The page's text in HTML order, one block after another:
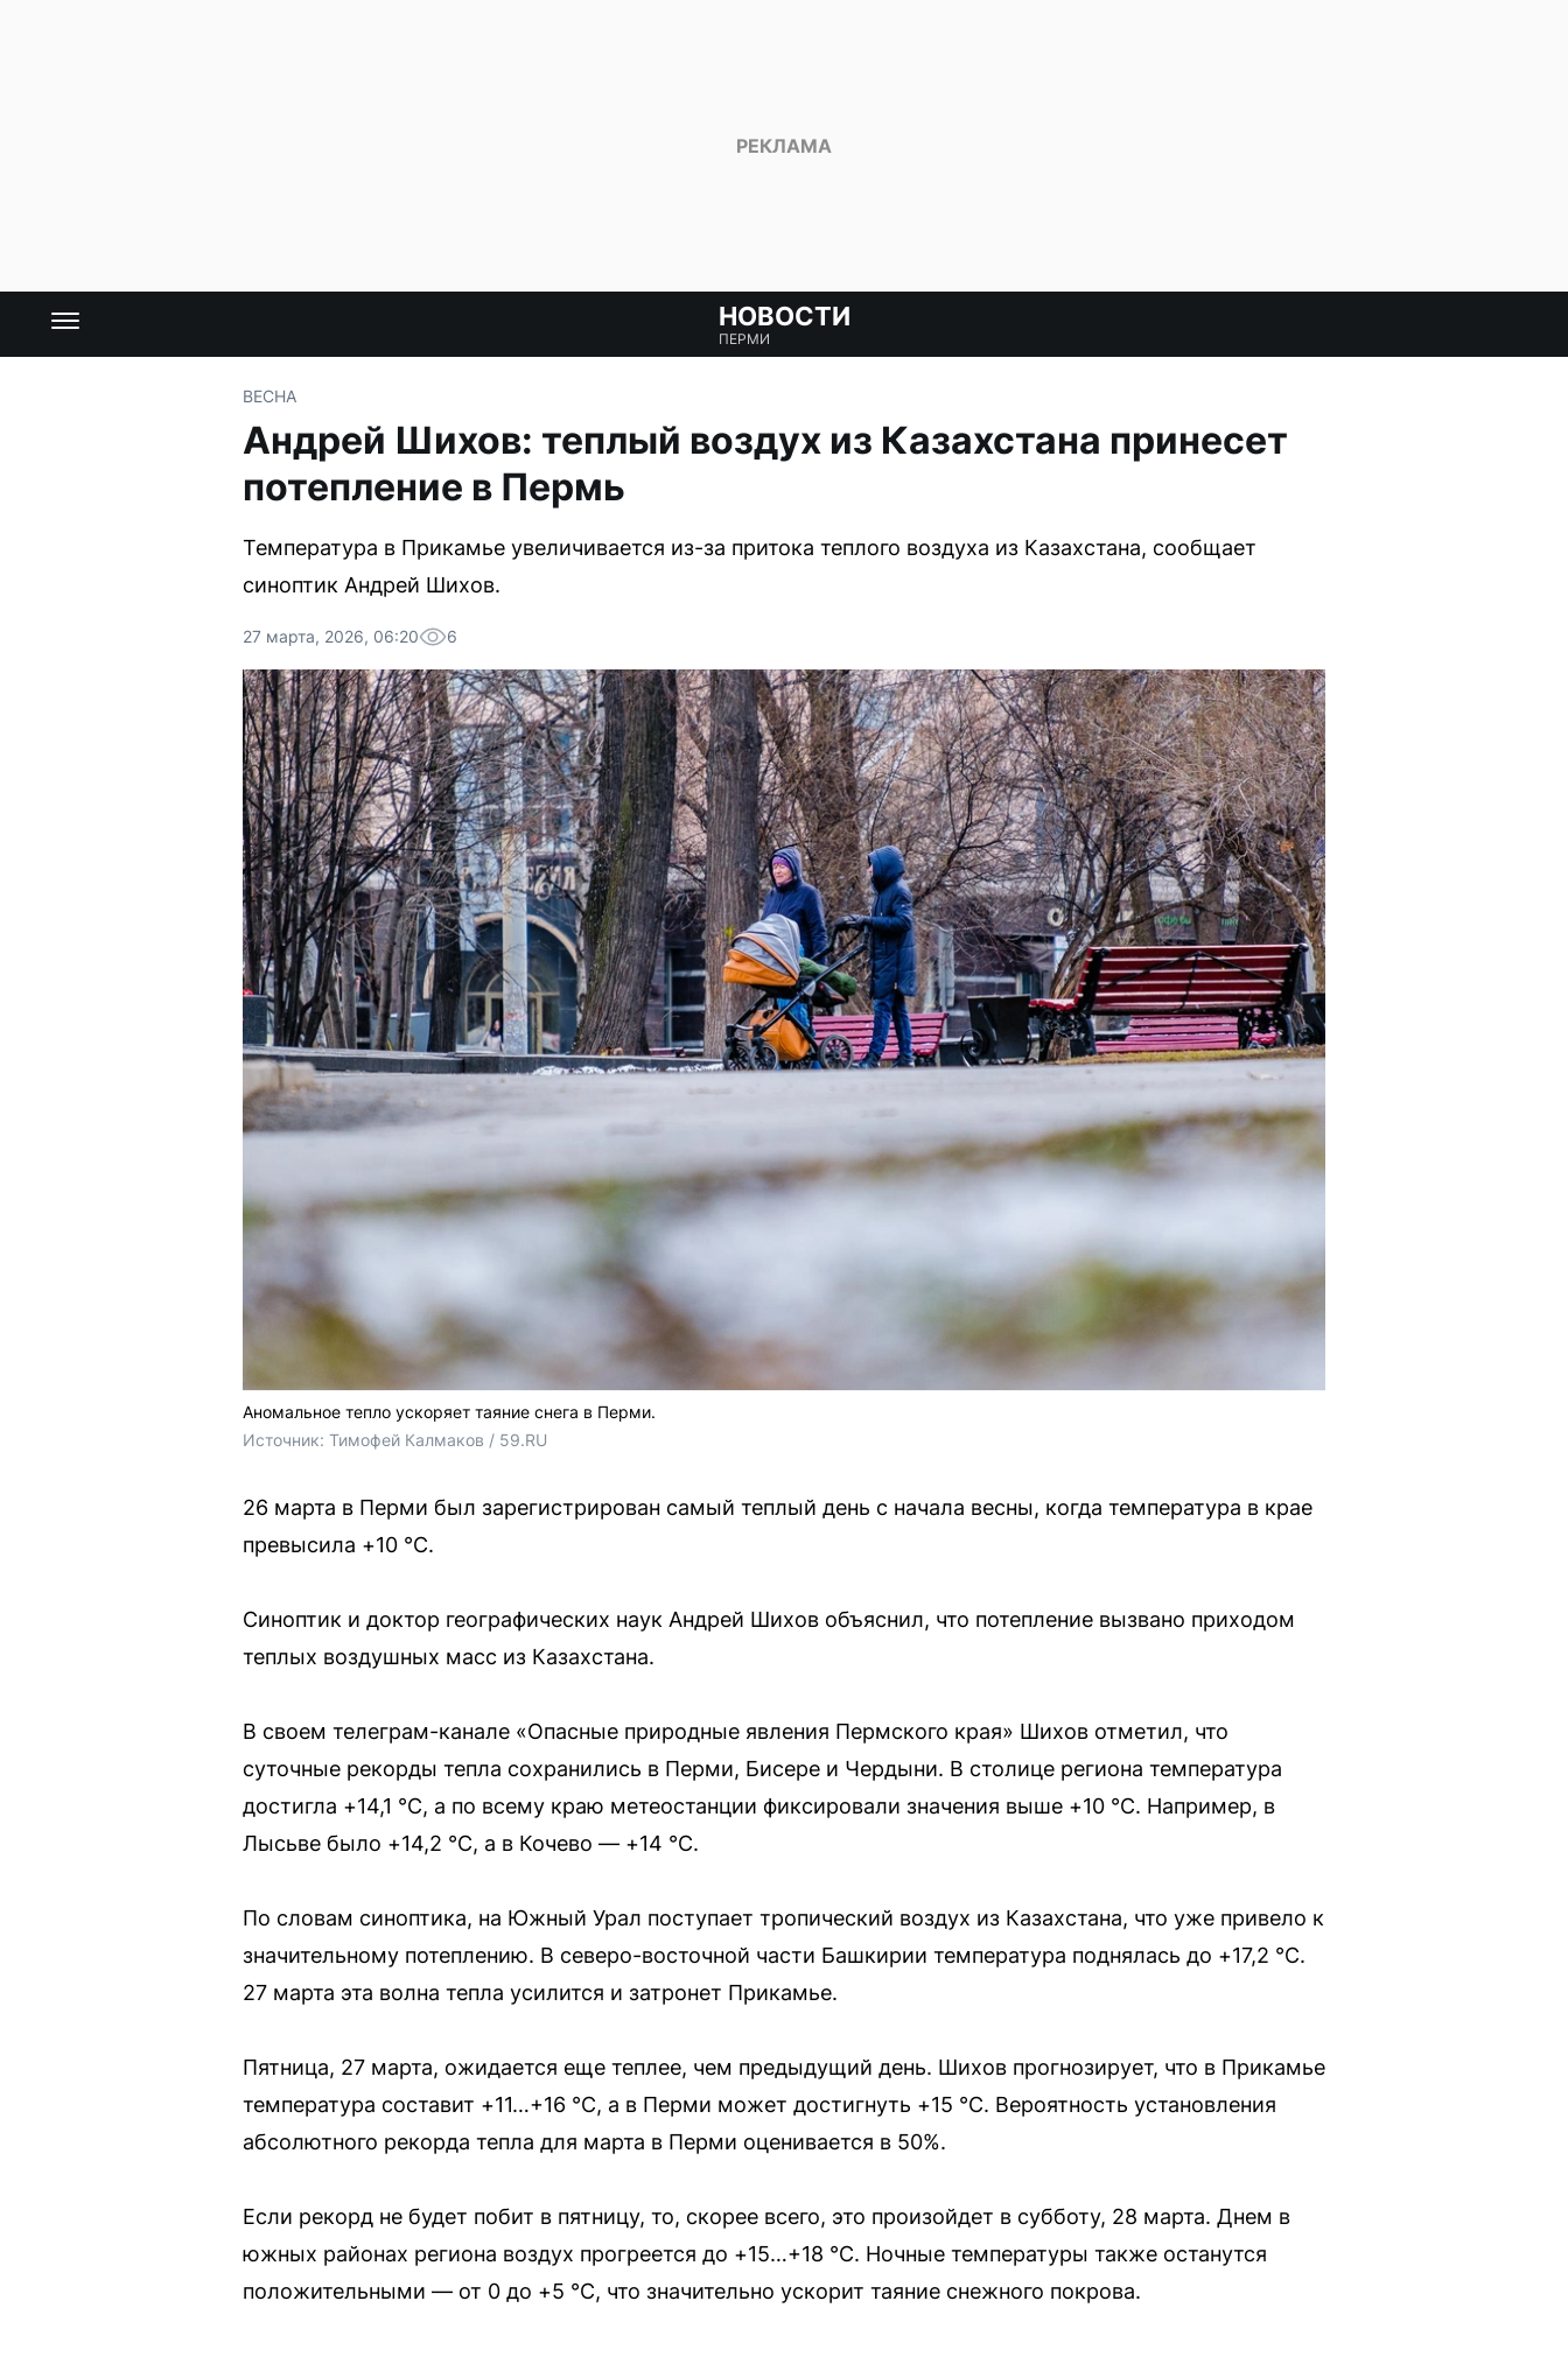
НОВОСТИ
ПЕРМИ
ВЕСНА
Андрей Шихов: теплый воздух из Казахстана принесет
потепление в Пермь
Температура в Прикамье увеличивается из-за притока теплого воздуха из Казахстана, сообщает
синоптик Андрей Шихов.
27 марта, 2026, 06:20 6
Аномальное тепло ускоряет таяние снега в Перми.
Источник: Тимофей Калмаков / 59.RU
26 марта в Перми был зарегистрирован самый теплый день с начала весны, когда температура в крае
превысила +10 °С.
Синоптик и доктор географических наук Андрей Шихов объяснил, что потепление вызвано приходом
теплых воздушных масс из Казахстана.
В своем телеграм-канале «Опасные природные явления Пермского края» Шихов отметил, что
суточные рекорды тепла сохранились в Перми, Бисере и Чердыни. В столице региона температура
достигла +14,1 °С, а по всему краю метеостанции фиксировали значения выше +10 °С. Например, в
Лысьве было +14,2 °С, а в Кочево — +14 °С.
По словам синоптика, на Южный Урал поступает тропический воздух из Казахстана, что уже привело к
значительному потеплению. В северо-восточной части Башкирии температура поднялась до +17,2 °С.
27 марта эта волна тепла усилится и затронет Прикамье.
Пятница, 27 марта, ожидается еще теплее, чем предыдущий день. Шихов прогнозирует, что в Прикамье
температура составит +11…+16 °С, а в Перми может достигнуть +15 °С. Вероятность установления
абсолютного рекорда тепла для марта в Перми оценивается в 50%.
Если рекорд не будет побит в пятницу, то, скорее всего, это произойдет в субботу, 28 марта. Днем в
южных районах региона воздух прогреется до +15…+18 °С. Ночные температуры также останутся
положительными — от 0 до +5 °С, что значительно ускорит таяние снежного покрова.